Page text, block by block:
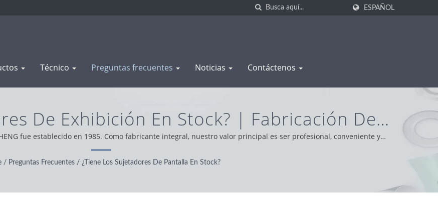
ESPAÑOL
Técnico Preguntas frecuentes Noticias Contáctenos
De Exhibición En Stock? | Fabricación De
Y Extrusiones De Aluminio | WAS SHENG
fue establecido en 1985. Como fabricante integral, nuestro valor principal es ser profesional, conveniente y
clientes en todo el mundo, operamos con integridad, actitud pragmática y confiable, brindando el mejor servicio
y producto.
/ Preguntas Frecuentes / ¿Tiene Los Sujetadores De Pantalla En Stock?